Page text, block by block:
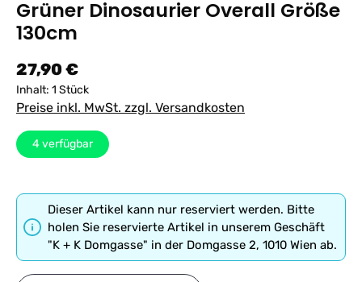
Grüner Dinosaurier Overall Größe
130cm
Regulärer Preis:
27,90 €
Inhalt: 1 Stück
Preise inkl. MwSt. zzgl. Versandkosten
4verfügbar
Dieser Artikel kann nur reserviert werden. Bitte
holen Sie reservierte Artikel in unserem Geschäft
"K + K Domgasse" in der Domgasse 2, 1010 Wien ab.